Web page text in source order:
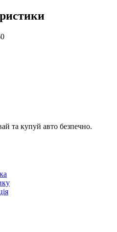
та купуй авто безпечно.